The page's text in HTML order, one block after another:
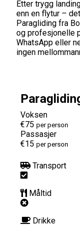
Etter trygg
enn en flytur –
Paragliding fra
og profesjonelle
WhatsApp eller
ingen
Voksen
€75 per person
Passasjer
€15 per person
Transport
Måltid
Drikke